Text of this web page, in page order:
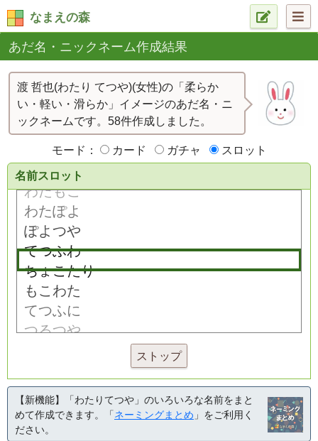
なまえの森
あだ名・ニックネーム作成結果
渡 哲也(わたり てつや)(女性)の「柔らか
い・軽い・滑らか」イメージのあだ名・ニ
ックネームです。58件作成しました。
モード： カード ガチャ スロット
名前スロット
ストップ
【新機能】「わたりてつや」のいろいろな名前をまと
めて作成できます。「ネーミングまとめ 」をご利用く
ださい。